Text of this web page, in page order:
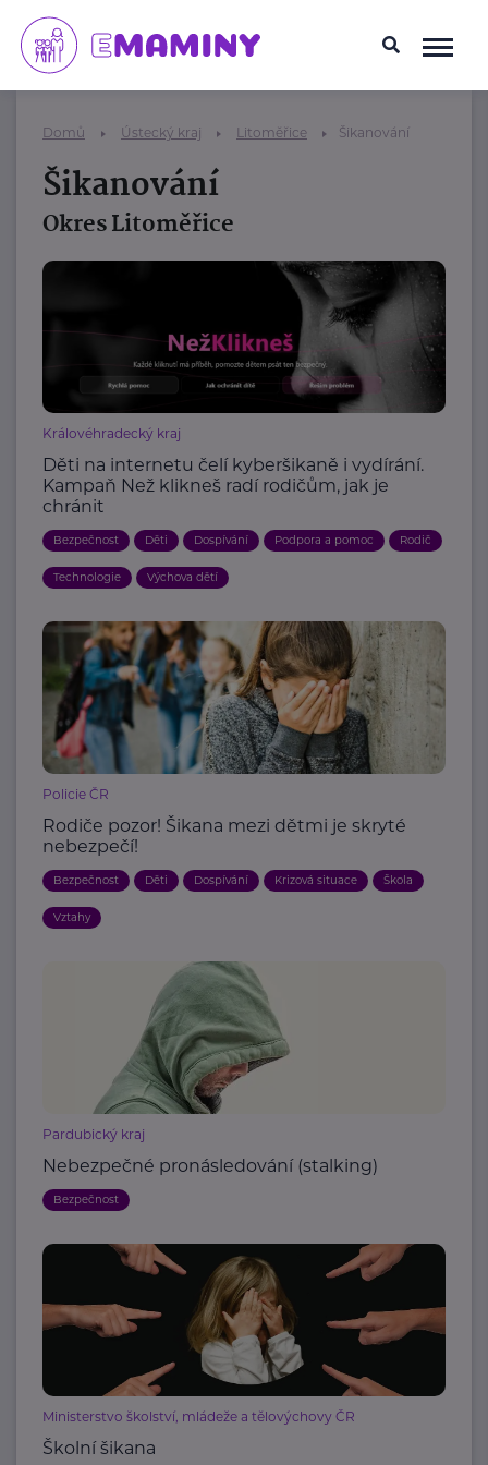
Domů Ústecký kraj Litoměřice Šikanování
Šikanování
Okres Litoměřice
Královéhradecký kraj
Děti na internetu čelí kyberšikaně i vydírání.
Kampaň Než klikneš radí rodičům, jak je
chránit
Bezpečnost Děti Dospívání Podpora a pomoc Rodič
Technologie Výchova dětí
Policie ČR
Rodiče pozor! Šikana mezi dětmi je skryté
nebezpečí!
Bezpečnost Děti Dospívání Krizová situace Škola
Vztahy
Pardubický kraj
Nebezpečné pronásledování (stalking)
Bezpečnost
Ministerstvo školství, mládeže a tělovýchovy ČR
Školní šikana